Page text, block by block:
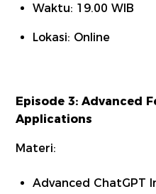
Waktu: 19.00 WIB
Lokasi: Online
Episode 3: Advanced
Applications
Materi:
Advanced ChatGPT